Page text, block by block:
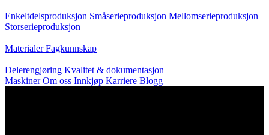
Enkeltdelsproduksjon Småserieproduksjon Mellomserieproduksjon
Storserieproduksjon
MaterialerFagkunnskap
Delerengjøring Kvalitet & dokumentasjon
MaskinerOm oss Innkjøp Karriere Blogg